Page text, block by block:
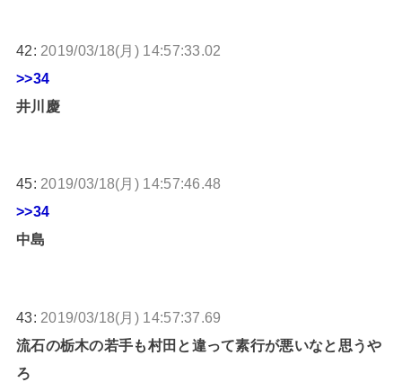
42: 2019/03/18(月) 14:57:33.02
>>34
井川慶
45: 2019/03/18(月) 14:57:46.48
>>34
中島
43: 2019/03/18(月) 14:57:37.69
流石の栃木の若手も村田と違って素行が悪いなと思うや
ろ